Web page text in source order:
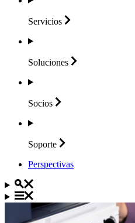
Servicios
Soluciones
Socios
Soporte
Perspectivas